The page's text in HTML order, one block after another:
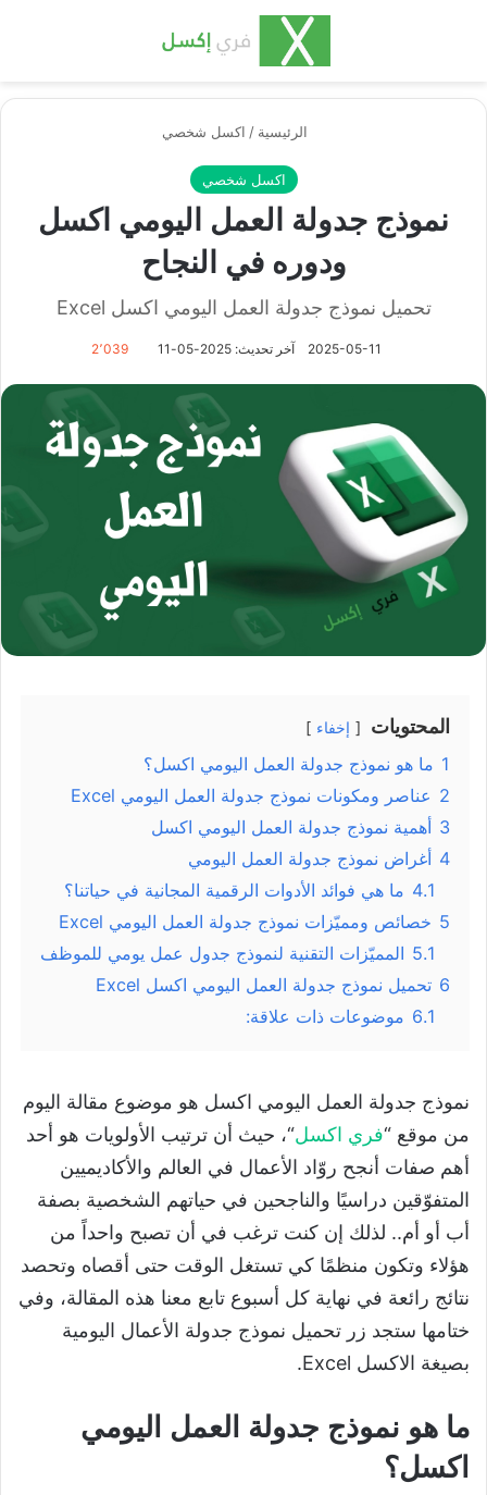
الرئيسية / اكسل شخصي
اكسل شخصي
نموذج جدولة العمل اليومي اكسل
ودوره في النجاح
تحميل نموذج جدولة العمل اليومي اكسل Excel
2025-05-11 آخر تحديث: 2025-05-11 2٬039
المحتويات إخفاء
1 ما هو نموذج جدولة العمل اليومي اكسل؟
2 عناصر ومكونات نموذج جدولة العمل اليومي Excel
3 أهمية نموذج جدولة العمل اليومي اكسل
4 أغراض نموذج جدولة العمل اليومي
4.1 ما هي فوائد الأدوات الرقمية المجانية في حياتنا؟
5 خصائص ومميّزات نموذج جدولة العمل اليومي Excel
5.1 المميّزات التقنية لنموذج جدول عمل يومي للموظف
6 تحميل نموذج جدولة العمل اليومي اكسل Excel
6.1 موضوعات ذات علاقة:
نموذج جدولة العمل اليومي اكسل هو موضوع مقالة اليوم
من موقع “فري اكسل“، حيث أن ترتيب الأولويات هو أحد
أهم صفات أنجح روّاد الأعمال في العالم والأكاديميين
المتفوّقين دراسيًا والناجحين في حياتهم الشخصية بصفة
أب أو أم.. لذلك إن كنت ترغب في أن تصبح واحداً من
هؤلاء وتكون منظمًا كي تستغل الوقت حتى أقصاه وتحصد
نتائج رائعة في نهاية كل أسبوع تابع معنا هذه المقالة، وفي
ختامها ستجد زر تحميل نموذج جدولة الأعمال اليومية
بصيغة الاكسل Excel.
ما هو نموذج جدولة العمل اليومي
اكسل؟